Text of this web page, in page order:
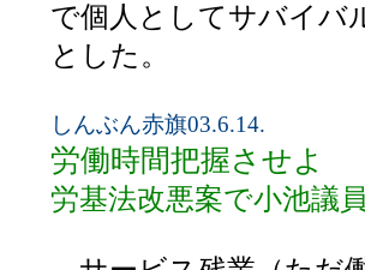
で個人としてサバイバ
とした。
しんぶん赤旗03.6.14.
労働時間把握させよ
労基法改悪案で小池議